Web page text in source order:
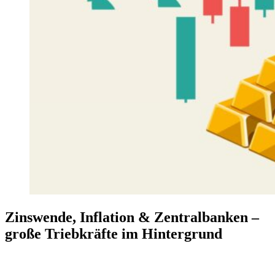
Zinswende, Inflation & Zentralbanken –
große Triebkräfte im Hintergrund